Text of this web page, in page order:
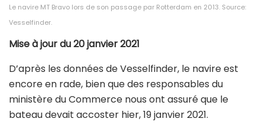
Le navire MT Bravo lors de son passage par Rotterdam en 2013. Source:
Vesselfinder.
Mise à jour du 20 janvier 2021
D’après les données de Vesselfinder, le navire est
encore en rade, bien que des responsables du
ministère du Commerce nous ont assuré que le
bateau devait accoster hier, 19 janvier 2021.